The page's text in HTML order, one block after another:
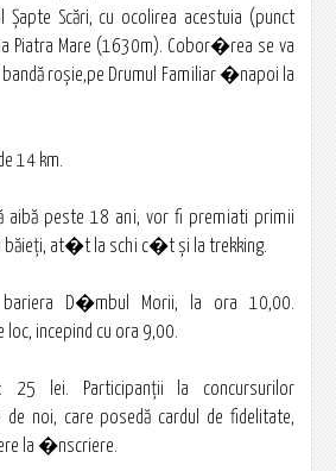
Şapte Scări, cu ocolirea acestuia (punct
Piatra Mare (1630m). Cobor�rea se va
roşie,pe Drumul Familiar �napoi la
14 km.
aibă peste 18 ani, vor fi premiati primii
băieţi, at�t la schi c�t şi la trekking.
D�mbul Morii, la ora 10,00.
incepind cu ora 9,00.
25 lei. Participanţii la concursurilor
noi, care posedă cardul de fidelitate,
la �nscriere.